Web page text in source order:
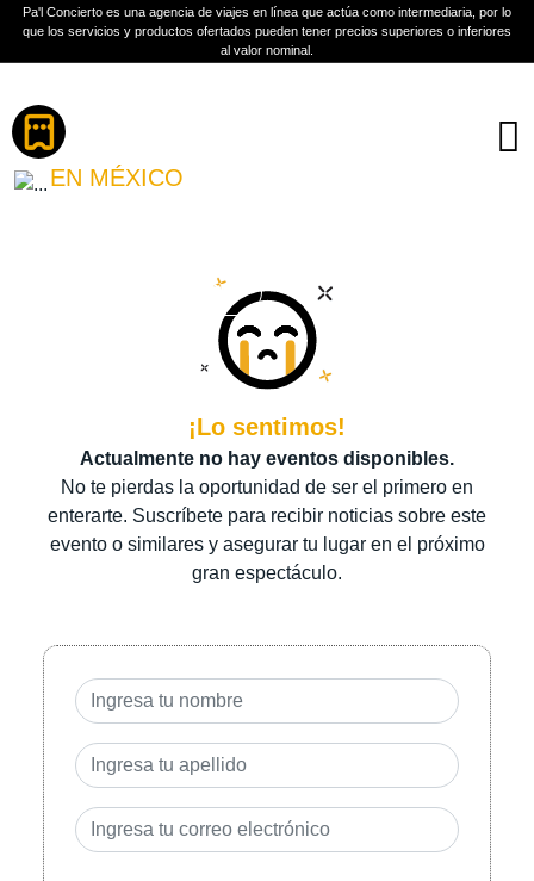
Pa'l Concierto es una agencia de viajes en línea que actúa como intermediaria, por lo
que los servicios y productos ofertados pueden tener precios superiores o inferiores
al valor nominal.
GEMINI FOURTH
EN MÉXICO
Más información
¡Lo sentimos!
Actualmente no hay eventos disponibles.
No te pierdas la oportunidad de ser el primero en
enterarte. Suscríbete para recibir noticias sobre este
evento o similares y asegurar tu lugar en el próximo
gran espectáculo.